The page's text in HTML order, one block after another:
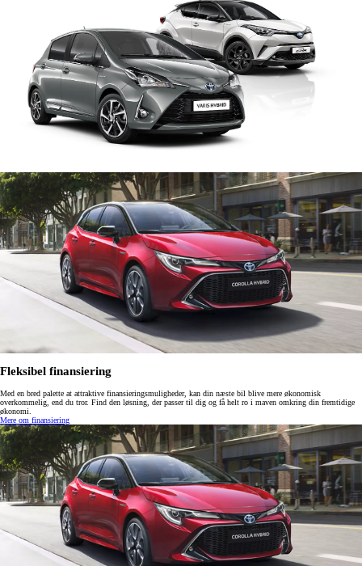
Fleksibel finansiering
Med en bred palette at attraktive finansieringsmuligheder, kan din næste bil blive mere økonomisk
overkommelig, end du tror. Find den løsning, der passer til dig og få helt ro i maven omkring din fremtidige
økonomi.
Mere om finansiering